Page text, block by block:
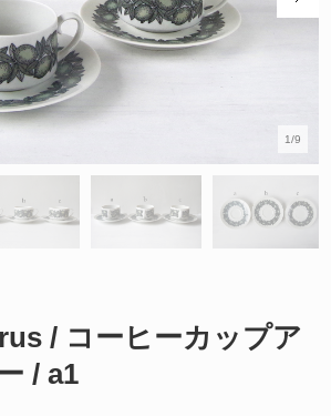
1/9
/ コーヒーカップア
/ a1